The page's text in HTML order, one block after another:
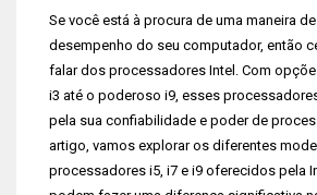
Se você está à procura de uma maneira
desempenho do seu computador, então
falar dos processadores Intel. Com
i3 até o poderoso i9, esses
pela sua confiabilidade e poder de
artigo, vamos explorar os diferentes
processadores i5, i7 e i9 oferecidos pela